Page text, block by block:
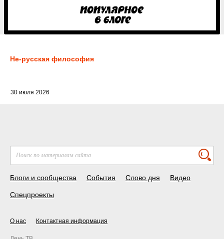
Не-русская философия
30 июля 2026
Блоги и сообщества События Слово дня Видео
Спецпроекты
О нас Контактная информация